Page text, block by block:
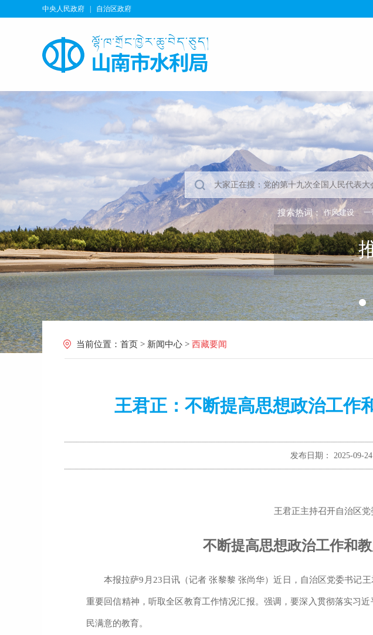
中央人民政府 自治区政府
搜索热词： 作风建设
当前位置： 首页 > 新闻中心 > 西藏要闻
王君正：不断提高思想政治工作
发布日期： 2025-09-
王君正主持召开自治区
不断提高思想政治工作和
本报拉萨9月23日讯（记者 张黎黎 张尚华）近日，自治区党委书记
重要回信精神，听取全区教育工作情况汇报。强调，要深入贯彻落实习
民满意的教育。